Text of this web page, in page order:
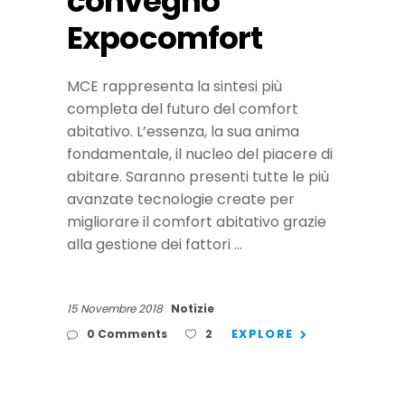
Expocomfort
MCE rappresenta la sintesi più
completa del futuro del comfort
abitativo. L’essenza, la sua anima
fondamentale, il nucleo del piacere di
abitare. Saranno presenti tutte le più
avanzate tecnologie create per
migliorare il comfort abitativo grazie
alla gestione dei fattori
15 Novembre 2018 Notizie
0 Comments
2 EXPLORE